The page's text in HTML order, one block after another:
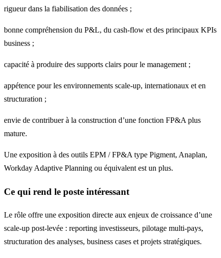
rigueur dans la fiabilisation des données ;
bonne compréhension du P&L, du cash-flow et des principaux KPIs
business ;
capacité à produire des supports clairs pour le management ;
appétence pour les environnements scale-up, internationaux et en
structuration ;
envie de contribuer à la construction d’une fonction FP&A plus
mature.
Une exposition à des outils EPM / FP&A type Pigment, Anaplan,
Workday Adaptive Planning ou équivalent est un plus.
Ce qui rend le poste intéressant
Le rôle offre une exposition directe aux enjeux de croissance d’une
scale-up post-levée : reporting investisseurs, pilotage multi-pays,
structuration des analyses, business cases et projets stratégiques.